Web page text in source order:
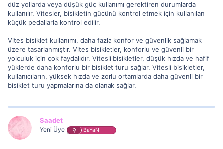
düz yollarda veya düşük güç kullanımı gerektiren durumlarda
kullanılır. Vitesler, bisikletin gücünü kontrol etmek için kullanılan
küçük pedallarla kontrol edilir.
Vites bisiklet kullanımı, daha fazla konfor ve güvenlik sağlamak
üzere tasarlanmıştır. Vites bisikletler, konforlu ve güvenli bir
yolculuk için çok faydalıdır. Vitesli bisikletler, düşük hızda ve hafif
yüklerde daha konforlu bir bisiklet turu sağlar. Vitesli bisikletler,
kullanıcıların, yüksek hızda ve zorlu ortamlarda daha güvenli bir
bisiklet turu yapmalarına da olanak sağlar.
Saadet
Yeni Üye BaYaN